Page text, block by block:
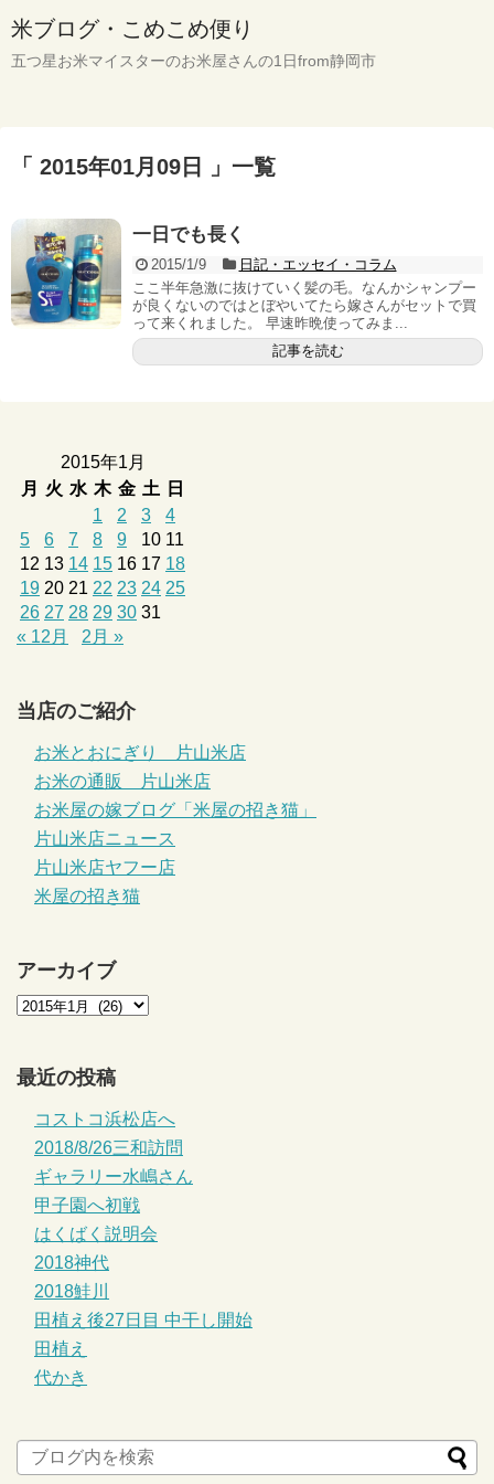
米ブログ・こめこめ便り
五つ星お米マイスターのお米屋さんの1日from静岡市
「 2015年01月09日 」一覧
一日でも長く
2015/1/9
日記・エッセイ・コラム
ここ半年急激に抜けていく髪の毛。なんかシャンプー
が良くないのではとぼやいてたら嫁さんがセットで買
って来くれました。 早速昨晩使ってみま...
記事を読む
2015年1月
月
火 水 木 金 土
日
1
2 3
4
5
6 7 8 9 10 11
12 13 14 15 16 17 18
19 20 21 22 23 24 25
26 27 28 29 30 31
« 12月
2月 »
当店のご紹介
お米とおにぎり 片山米店
お米の通販 片山米店
お米屋の嫁ブログ「米屋の招き猫」
片山米店ニュース
片山米店ヤフー店
米屋の招き猫
アーカイブ
最近の投稿
コストコ浜松店へ
2018/8/26三和訪問
ギャラリー水嶋さん
甲子園へ初戦
はくばく説明会
2018神代
2018鮭川
田植え後27日目 中干し開始
田植え
代かき